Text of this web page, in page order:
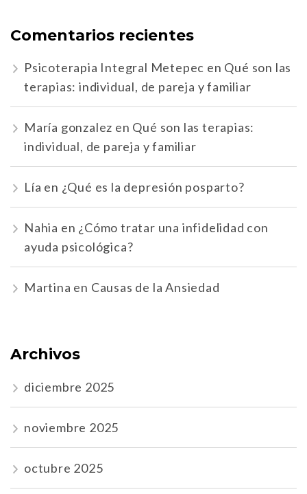
Comentarios recientes
Psicoterapia Integral Metepec en Qué son las
terapias: individual, de pareja y familiar
María gonzalez en Qué son las terapias:
individual, de pareja y familiar
Lía en ¿Qué es la depresión posparto?
Nahia en ¿Cómo tratar una infidelidad con
ayuda psicológica?
Martina en Causas de la Ansiedad
Archivos
diciembre 2025
noviembre 2025
octubre 2025